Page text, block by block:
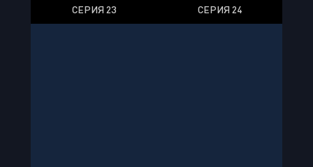
СЕРИЯ 23 СЕРИЯ 24